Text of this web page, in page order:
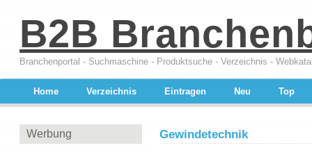
B2B
Branchenportal - Suchmaschine - Produktsuche - Verzeichnis -
Home Verzeichnis Eintragen Neu Top
Werbung Gewindetechnik